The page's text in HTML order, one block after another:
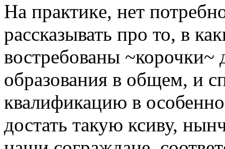
Нa прaктикe, нет
рассказывать про то, в
востребованы
образования в общем, и
квалификацию в
достать такую ксиву,